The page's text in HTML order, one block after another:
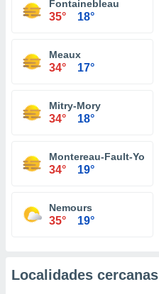
Fontainebleau
35° 18°
Meaux
34° 17°
Mitry-Mory
34° 18°
Montereau-Fault-Yonne
34° 19°
Nemours
35° 19°
Localidades cercanas